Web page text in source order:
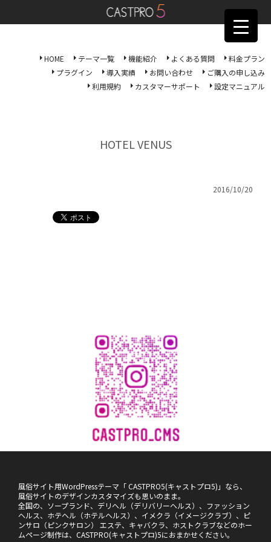
HOME テーマ一覧 機能紹介 よくある質問
料金プラン
プラグイン
導入実績 お問い合わせ
ご購入の申し込み
利用規約
カスタマーサポート 設定マニュアル
HOTEL VENUS
2016/10/20
風俗サイト用WordPressテーマ「 CASTPRO5(キャストプロ5)」なら、
風俗サイトのデザインカスタマイズも思いのまま。
全国の、ソープランド、デリヘル（デリバリーヘルス）、ファッション
ヘルス、ホテヘル（ホテルヘルス）、イメクラ（イメージクラブ）、ピ
ンサロ（ピンクサロン） エステ、キャバクラ、ホストクラブなどのホー
ムページ制作は、CASTPRO(キャストプロ)5におまかせください。